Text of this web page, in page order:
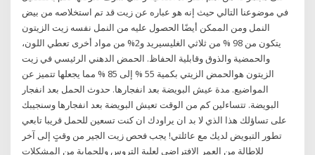
في موضوعنا التالي حيث إنه هو عباره عن زيت قد تم استخلاصه من بيض
النمل ومن الممكن أيضًا الحصول عليه من النمل نفسه زيت الزيتون
يتكون من 98 % من ثلاثي الغليسيريد و2% من مواد أخرى تعطي اللون،
والحمضية والذوق وقابلية الحفاظ. الحمض الدهني الرئيسي في زيت
الزيتون هوالحمض الزيتي بكمية 55 % إلى 85 % مما يجعلها تتميز عن
المواضيع. مدة عيش البويضة بعد انفجارها. حدوث الحمل بعد انفجار
البويضة. تتساءلين كم من الوقت تعيش البويضة بعد انفجارها وسنجيبك
على تساؤلك هذا الذي لا بد ان يراودك ان كنت تسعين للحمل قريبا تابعي
تطور التبويض لديك مع عائلتي! يجب فحص زيت الجير من وقتٍ إلى آخر
للإطالة من العمر الافتراضي لعلبة التروس وللحماية من المشكلات